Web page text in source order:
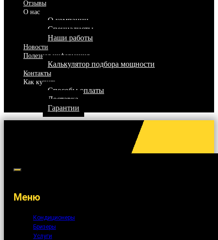
Отзывы
О нас
О компании
Специалисты
Наши работы
Новости
Полезная информация
Калькулятор подбора мощности
Контакты
Как купить
Способы оплаты
Доставка
Гарантии
Меню
Кондиционеры
Бризеры
Услуги